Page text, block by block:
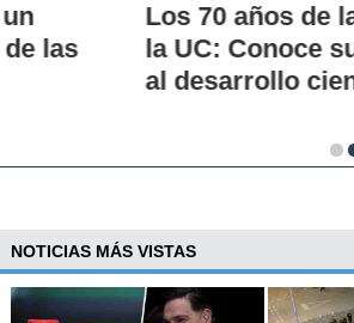
Los 70 años de la Carrera
la UC: Conoce su historia,
al desarrollo científico del
NOTICIAS MÁS VISTAS